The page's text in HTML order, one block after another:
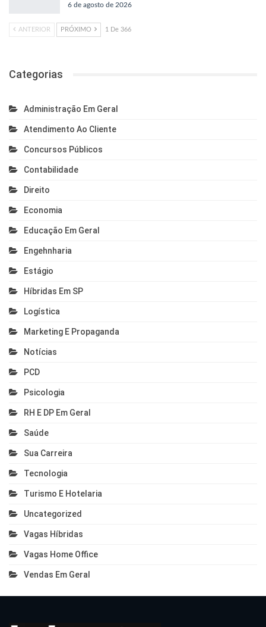
6 de agosto de 2026
ANTERIOR PRÓXIMO 1 De 366
Categorias
Administração Em Geral
Atendimento Ao Cliente
Concursos Públicos
Contabilidade
Direito
Economia
Educação Em Geral
Engehnharia
Estágio
Híbridas Em SP
Logística
Marketing E Propaganda
Notícias
PCD
Psicologia
RH E DP Em Geral
Saúde
Sua Carreira
Tecnologia
Turismo E Hotelaria
Uncategorized
Vagas Híbridas
Vagas Home Office
Vendas Em Geral